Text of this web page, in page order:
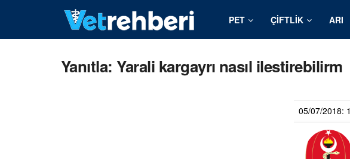
PET ÇIFTLIK ARI
Yanıtla: Yarali kargayrı nasıl ilestirebilirm
05/07/2018: